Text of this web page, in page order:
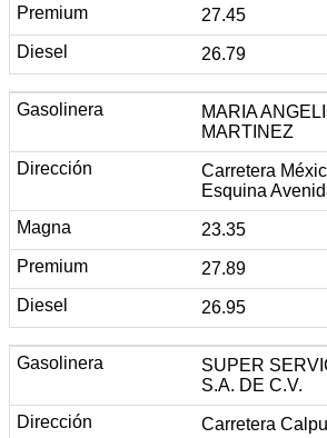
27.45
26.79
MARIA
MARTINEZ
Carretera
Esquina
23.35
27.89
26.95
SUPER
S.A. DE C.V.
Carretera